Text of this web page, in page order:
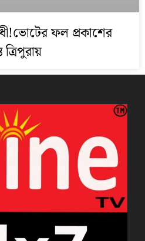
ফল প্রকাশের